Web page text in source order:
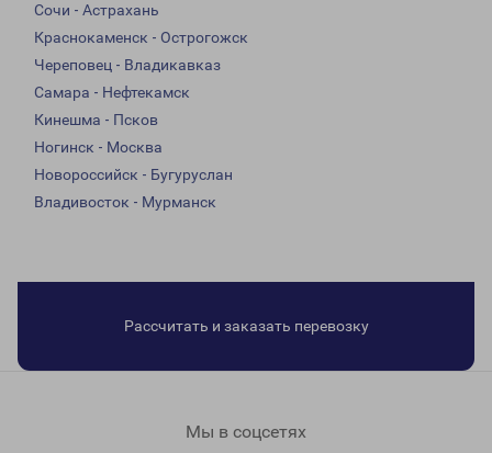
Сочи - Астрахань
Краснокаменск - Острогожск
Череповец - Владикавказ
Самара - Нефтекамск
Кинешма - Псков
Ногинск - Москва
Новороссийск - Бугуруслан
Владивосток - Мурманск
Рассчитать и заказать перевозку
Мы в соцсетях